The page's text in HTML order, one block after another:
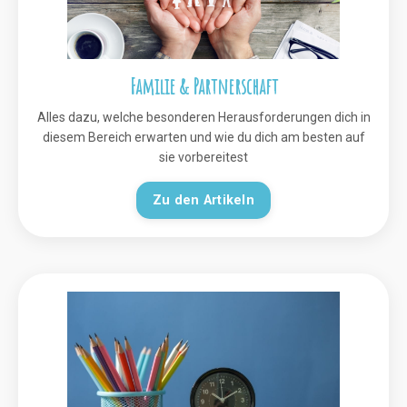
Familie & Partnerschaft
Alles dazu, welche besonderen Herausforderungen dich in
diesem Bereich erwarten und wie du dich am besten auf
sie vorbereitest
Zu den Artikeln